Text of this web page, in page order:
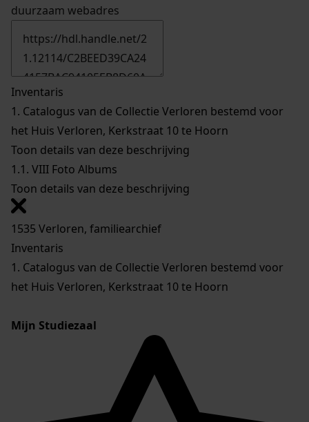
duurzaam webadres
Inventaris
1. Catalogus van de Collectie Verloren bestemd voor
het Huis Verloren, Kerkstraat 10 te Hoorn
Toon details van deze beschrijving
1.1. VIII Foto Albums
Toon details van deze beschrijving
1535 Verloren, familiearchief
Inventaris
1. Catalogus van de Collectie Verloren bestemd voor
het Huis Verloren, Kerkstraat 10 te Hoorn
Mijn Studiezaal